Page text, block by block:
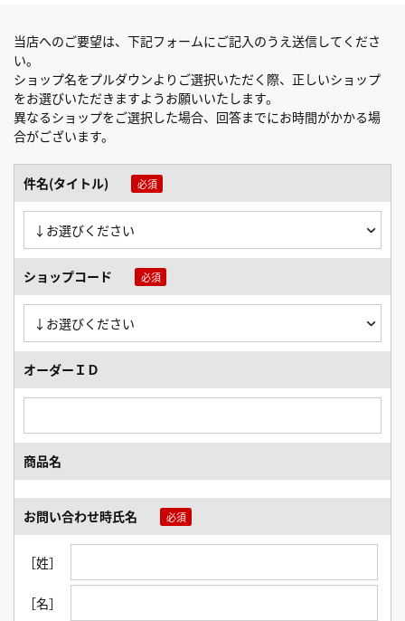
当店へのご要望は、下記フォームにご記入のうえ送信してくださ
い。
ショップ名をプルダウンよりご選択いただく際、正しいショップ
をお選びいただきますようお願いいたします。
異なるショップをご選択した場合、回答までにお時間がかかる場
合がございます。
件名(タイトル)
ショップコード
オーダーＩＤ
商品名
お問い合わせ時氏名
［姓］
［名］